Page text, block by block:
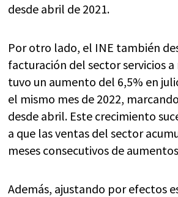
desde abril de 2021.
Por otro lado, el INE también
facturación del sector servicios
tuvo un aumento del 6,5% en
el mismo mes de 2022,
desde abril. Este crecimiento
a que las ventas del sector
meses consecutivos de
Además, ajustando por efectos